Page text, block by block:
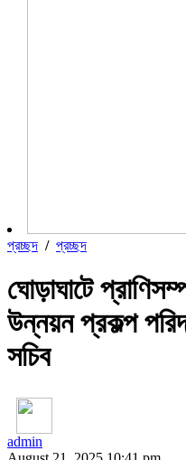
প্রচ্ছদ / প্রচ্ছদ
ঘোড়াঘাটে
উন্নয়ন প্রকল্প
সচিব
admin